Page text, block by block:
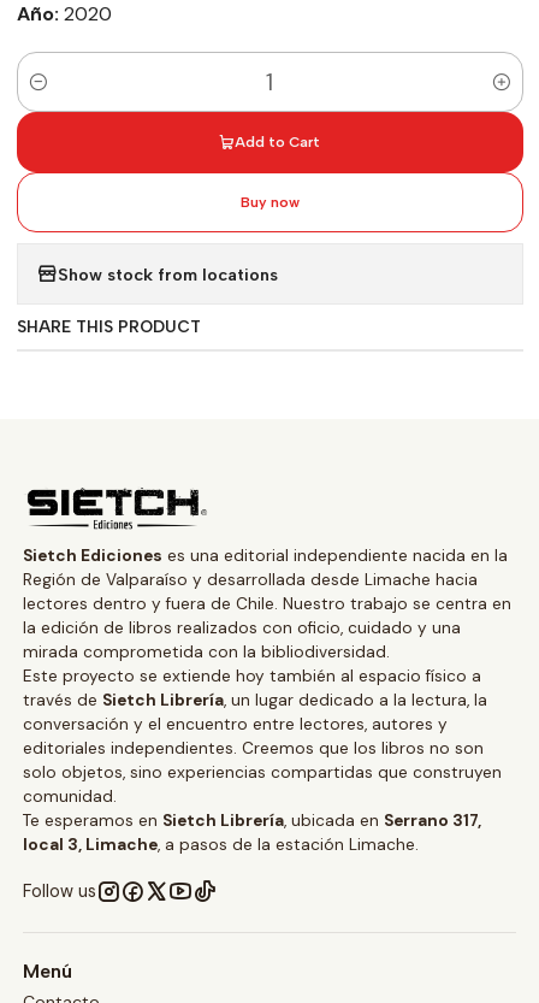
Año: 2020
Quantity
Add to Cart
Buy now
Show stock from locations
SHARE THIS PRODUCT
Sietch Ediciones es una editorial independiente nacida en la
Región de Valparaíso y desarrollada desde Limache hacia
lectores dentro y fuera de Chile. Nuestro trabajo se centra en
la edición de libros realizados con oficio, cuidado y una
mirada comprometida con la bibliodiversidad.
Este proyecto se extiende hoy también al espacio físico a
través de Sietch Librería, un lugar dedicado a la lectura, la
conversación y el encuentro entre lectores, autores y
editoriales independientes. Creemos que los libros no son
solo objetos, sino experiencias compartidas que construyen
comunidad.
Te esperamos en Sietch Librería, ubicada en Serrano 317,
local 3, Limache, a pasos de la estación Limache.
Follow us
Menú